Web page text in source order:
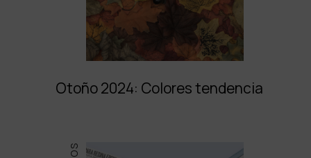
Otoño 2024: Colores tendencia